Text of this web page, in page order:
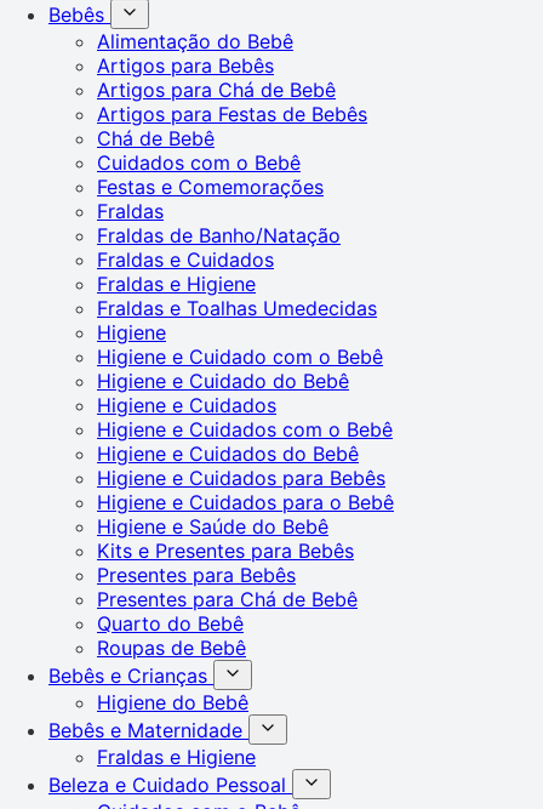
Bebês
Alimentação do Bebê
Artigos para Bebês
Artigos para Chá de Bebê
Artigos para Festas de Bebês
Chá de Bebê
Cuidados com o Bebê
Festas e Comemorações
Fraldas
Fraldas de Banho/Natação
Fraldas e Cuidados
Fraldas e Higiene
Fraldas e Toalhas Umedecidas
Higiene
Higiene e Cuidado com o Bebê
Higiene e Cuidado do Bebê
Higiene e Cuidados
Higiene e Cuidados com o Bebê
Higiene e Cuidados do Bebê
Higiene e Cuidados para Bebês
Higiene e Cuidados para o Bebê
Higiene e Saúde do Bebê
Kits e Presentes para Bebês
Presentes para Bebês
Presentes para Chá de Bebê
Quarto do Bebê
Roupas de Bebê
Bebês e Crianças
Higiene do Bebê
Bebês e Maternidade
Fraldas e Higiene
Beleza e Cuidado Pessoal